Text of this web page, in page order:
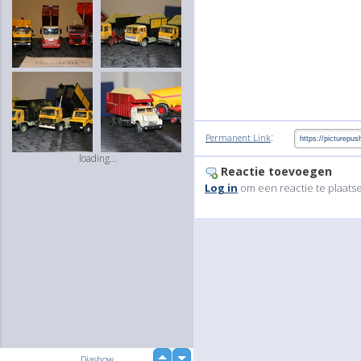
loading...
Permanent Link:
Reactie toevoegen
Log in om een reactie te